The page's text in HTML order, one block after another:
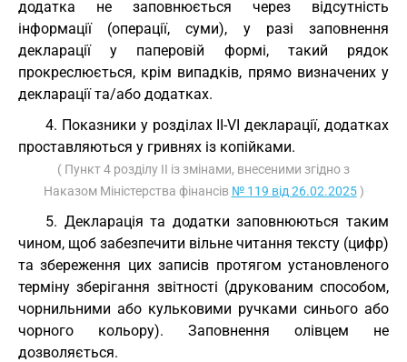
додатка не заповнюється через відсутність
інформації (операції, суми), у разі заповнення
декларації у паперовій формі, такий рядок
прокреслюється, крім випадків, прямо визначених у
декларації та/або додатках.
4. Показники у розділах II-VI декларації, додатках
проставляються у гривнях із копійками.
( Пункт 4 розділу II із змінами, внесеними згідно з
Наказом Міністерства фінансів № 119 від 26.02.2025)
5. Декларація та додатки заповнюються таким
чином, щоб забезпечити вільне читання тексту (цифр)
та збереження цих записів протягом установленого
терміну зберігання звітності (друкованим способом,
чорнильними або кульковими ручками синього або
чорного кольору). Заповнення олівцем не
дозволяється.